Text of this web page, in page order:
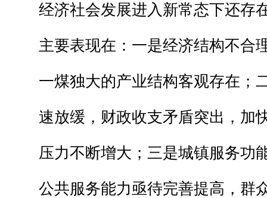
经济社会发展进入新常态下还存
主要表现在：一是经济结构不合
一煤独大的产业结构客观存在；
速放缓，财政收支矛盾突出，加
压力不断增大；三是城镇服务功
公共服务能力亟待完善提高，群